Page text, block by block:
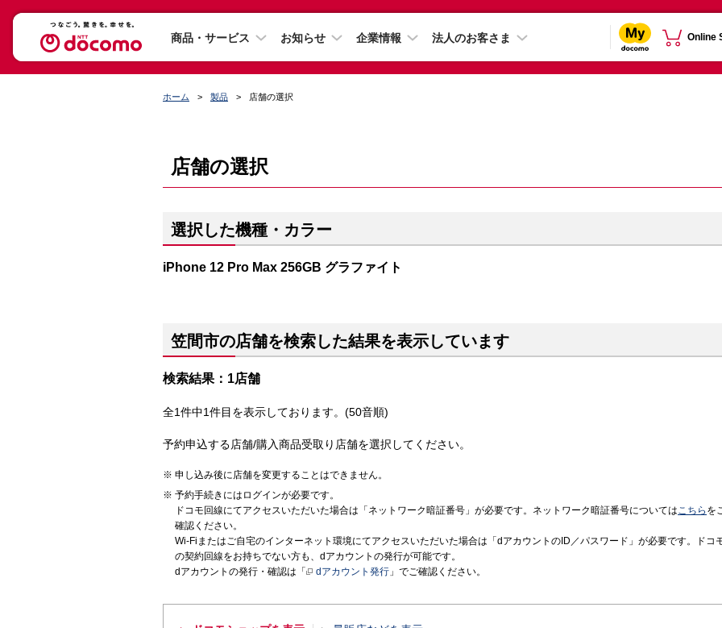
商品・サービス お知らせ 企業情報 法人のお客さま Online
ホーム 製品 店舗の選択
店舗の選択
選択した機種・カラー
iPhone 12 Pro Max 256GB グラファイト
笠間市の店舗を検索した結果を表示しています
検索結果：1店舗
全1件中1件目を表示しております。(50音順)
予約申込する店舗/購入商品受取り店舗を選択してください。
申し込み後に店舗を変更することはできません。
予約手続きにはログインが必要です。
ドコモ回線にてアクセスいただいた場合は「ネットワーク暗証番号」が必要です。ネットワーク暗証番号についてはこちら を
確認ください。
Wi-Fiまたはご自宅のインターネット環境にてアクセスいただいた場合は「dアカウントのID／パスワード」が必要です。ドコ
の契約回線をお持ちでない方も、dアカウントの発行が可能です。
dアカウントの発行・確認は「
dアカウント発行 」でご確認ください。